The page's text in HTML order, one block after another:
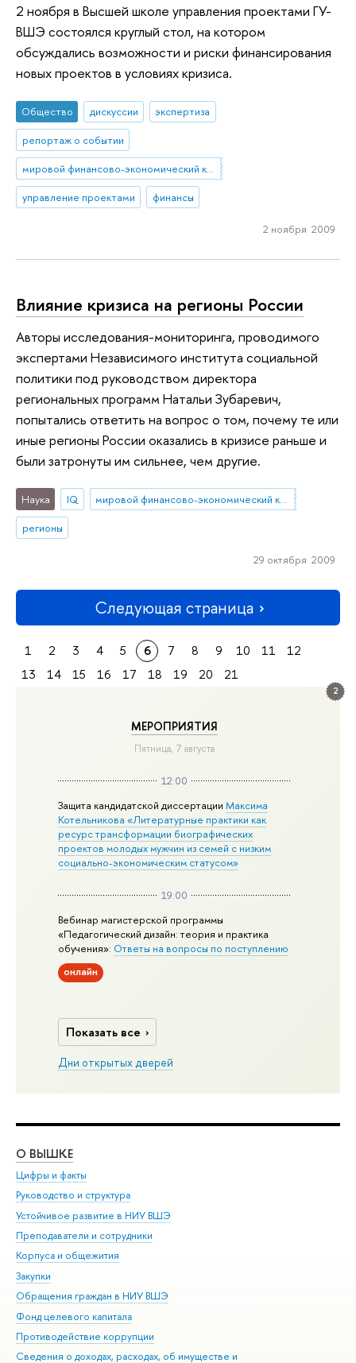
2
МЕРОПРИЯТИЯ
Пятница, 7 августа
12:00
Защита кандидатской диссертацииМаксима
Котельникова «Литературные практики как
ресурс трансформации биографических
проектов молодых мужчин из семей с низким
социально-экономическим статусом»
19:00
Вебинар магистерской программы
«Педагогический дизайн: теория и практика
обучения»: Ответы на вопросы по поступлению
онлайн
Показать все
Дни открытых дверей
2 ноября в Высшей школе управления проектами ГУ-
ВШЭ состоялся круглый стол, на котором
обсуждались возможности и риски финансирования
новых проектов в условиях кризиса.
Общество дискуссии
экспертиза
репортаж о событии
мировой финансово-экономический кризис
управление проектами
финансы
2 ноября 2009
Влияние кризиса на регионы России
Авторы исследования-мониторинга, проводимого
экспертами Независимого института социальной
политики под руководством директора
региональных программ Натальи Зубаревич,
попытались ответить на вопрос о том, почему те или
иные регионы России оказались в кризисе раньше и
были затронуты им сильнее, чем другие.
Наука IQ
мировой финансово-экономический кризис
регионы
29 октября 2009
Следующая страница
1 2 3 4 5 6 7 8 9 10 11
12
13
14 15 16 17 18 19 20 21
О ВЫШКЕ
Цифры и факты
Руководство и структура
Устойчивое развитие в НИУ ВШЭ
Преподаватели и сотрудники
Корпуса и общежития
Закупки
Обращения граждан в НИУ ВШЭ
Фонд целевого капитала
Противодействие коррупции
Сведения о доходах, расходах, об имуществе и